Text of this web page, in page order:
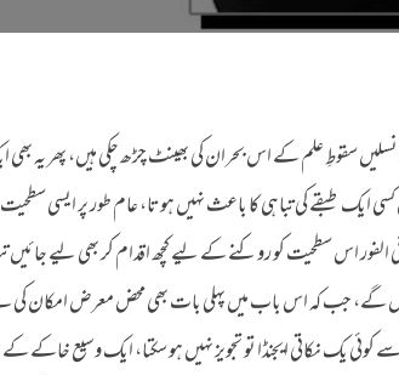
سقوطِ علم کے اس بحران کی بھینٹ چڑھ چکی ہیں، پھر یہ
طبقے کی تباہی کا باعث نہیں ہوتا، عام طور پر ایسی سطحیت
اس سطحیت کو روکنے کے لیے کچھ اقدام کر بھی لیے
جب کہ اس باب میں پہلی بات بھی محض معرض امکان کی
یک نکاتی ایجنڈا تو تجویز نہیں ہو سکتا، ایک وسیع خاکے